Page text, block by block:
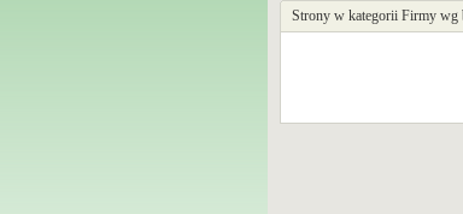
Strony w kategorii Firmy wg